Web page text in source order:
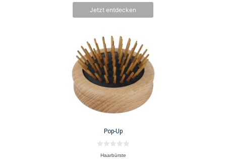
Jetzt entdecken
Pop-Up
Haarbürste